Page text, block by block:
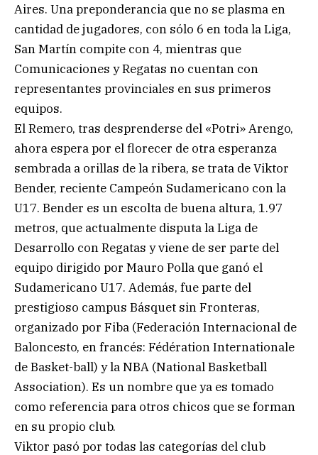
Aires. Una preponderancia que no se plasma en
cantidad de jugadores, con sólo 6 en toda la Liga,
San Martín compite con 4, mientras que
Comunicaciones y Regatas no cuentan con
representantes provinciales en sus primeros
equipos.
El Remero, tras desprenderse del «Potri» Arengo,
ahora espera por el florecer de otra esperanza
sembrada a orillas de la ribera, se trata de Viktor
Bender, reciente Campeón Sudamericano con la
U17. Bender es un escolta de buena altura, 1.97
metros, que actualmente disputa la Liga de
Desarrollo con Regatas y viene de ser parte del
equipo dirigido por Mauro Polla que ganó el
Sudamericano U17. Además, fue parte del
prestigioso campus Básquet sin Fronteras,
organizado por Fiba (Federación Internacional de
Baloncesto, en francés: Fédération Internationale
de Basket-ball) y la NBA (National Basketball
Association). Es un nombre que ya es tomado
como referencia para otros chicos que se forman
en su propio club.
Viktor pasó por todas las categorías del club